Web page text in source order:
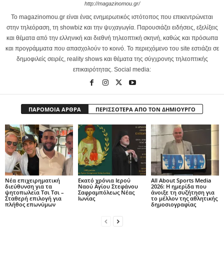
http://magazinomou.gr/
Το magazinomou.gr είναι ένας ενημερωτικός ιστότοπος που επικεντρώνεται
στην τηλεόραση, τη showbiz και την ψυχαγωγία. Παρουσιάζει ειδήσεις, εξελίξεις
και θέματα από την ελληνική και διεθνή τηλεοπτική σκηνή, καθώς και πρόσωπα
και προγράμματα που απασχολούν το κοινό. Το περιεχόμενο του site εστιάζει σε
δημοφιλείς σειρές, reality shows και θέματα της σύγχρονης τηλεοπτικής
επικαιρότητας. Social media:
ΠΑΡΟΜΟΙΑ ΑΡΘΡΑ ΠΕΡΙΣΣΟΤΕΡΑ ΑΠΟ ΤΟΝ ΔΗΜΙΟΥΡΓΟ
Νέα επιχειρηματική
διεύθυνση για τα
ψητοπωλεία Τσι Τσι –
Σταθερή επιλογή για
πλήθος επωνύμων
Εκατό χρόνια Ιερού
Ναού Αγίου Στεφάνου
Σαφραμπόλεως Νέας
Ιωνίας
All About Sports Media
2026: Η ημερίδα που
άνοιξε τη συζήτηση για
το μέλλον της αθλητικής
δημοσιογραφίας